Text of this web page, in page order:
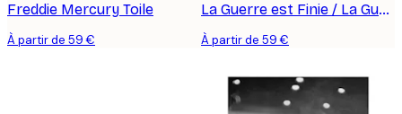
Freddie Mercury Toile
À partir de 59 €
La Guerre est Finie / La Guerre est Finie John Lennon Toile
À partir de 59 €